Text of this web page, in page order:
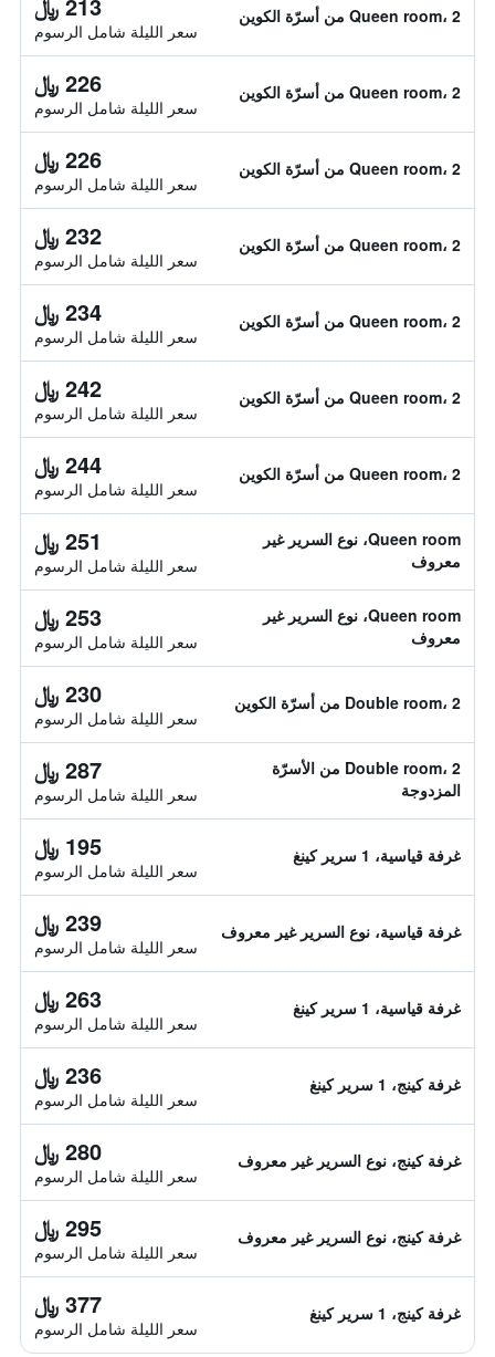
Queen room، 2 من أسرّة الكوين
سعر الليلة شامل الرسوم
Queen room، 2 من أسرّة الكوين 226 ﷼
سعر الليلة شامل الرسوم
Queen room، 2 من أسرّة الكوين 226 ﷼
سعر الليلة شامل الرسوم
Queen room، 2 من أسرّة الكوين 232 ﷼
سعر الليلة شامل الرسوم
Queen room، 2 من أسرّة الكوين 234 ﷼
سعر الليلة شامل الرسوم
Queen room، 2 من أسرّة الكوين 242 ﷼
سعر الليلة شامل الرسوم
Queen room، 2 من أسرّة الكوين 244 ﷼
سعر الليلة شامل الرسوم
Queen room، نوع السرير غير
معروف
251 ﷼
سعر الليلة شامل الرسوم
Queen room، نوع السرير غير
معروف
253 ﷼
سعر الليلة شامل الرسوم
Double room، 2 من أسرّة الكوين 230 ﷼
سعر الليلة شامل الرسوم
Double room، 2 من الأسرّة
المزدوجة
287 ﷼
سعر الليلة شامل الرسوم
غرفة قياسية، 1 سرير كينغ 195 ﷼
سعر الليلة شامل الرسوم
غرفة قياسية، نوع السرير غير معروف 239 ﷼
سعر الليلة شامل الرسوم
غرفة قياسية، 1 سرير كينغ 263 ﷼
سعر الليلة شامل الرسوم
غرفة كينج، 1 سرير كينغ 236 ﷼
سعر الليلة شامل الرسوم
غرفة كينج، نوع السرير غير معروف 280 ﷼
سعر الليلة شامل الرسوم
غرفة كينج، نوع السرير غير معروف 295 ﷼
سعر الليلة شامل الرسوم
غرفة كينج، 1 سرير كينغ 377 ﷼
سعر الليلة شامل الرسوم